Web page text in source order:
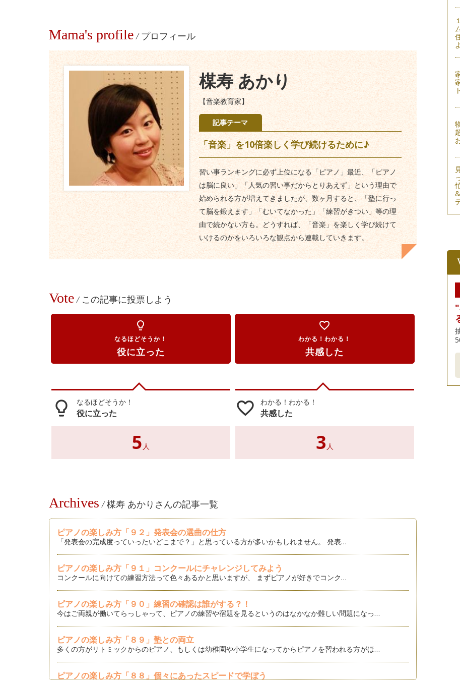
Mama's profile / プロフィール
楳寿 あかり
【音楽教育家】
記事テーマ
「音楽」を10倍楽しく学び続けるために♪
習い事ランキングに必ず上位になる「ピアノ」最近、「ピアノ
は脳に良い」「人気の習い事だからとりあえず」という理由で
始められる方が増えてきましたが、数ヶ月すると、「塾に行っ
て脳を鍛えます」「むいてなかった」「練習がきつい」等の理
由で続かない方も。どうすれば、「音楽」を楽しく学び続けて
いけるのかをいろいろな観点から連載していきます。
Vote / この記事に投票しよう
lightbulb_outline
なるほどそうか！
役に立った
favorite_border
わかる！わかる！
共感した
lightbulb_outline なるほどそうか！
役に立った
5 人
favorite_border わかる！わかる！
共感した
3 人
Archives / 楳寿 あかりさんの記事一覧
ピアノの楽しみ方「９２」発表会の選曲の仕方
「発表会の完成度っていったいどこまで？」と思っている方が多いかもしれません。 発表…
ピアノの楽しみ方「９１」コンクールにチャレンジしてみよう
コンクールに向けての練習方法って色々あるかと思いますが、 まずピアノが好きでコンク…
ピアノの楽しみ方「９０」練習の確認は誰がする？！
今はご両親が働いてらっしゃって、ピアノの練習や宿題を見るというのはなかなか難しい問題になっ…
ピアノの楽しみ方「８９」塾との両立
多くの方がリトミックからのピアノ、もしくは幼稚園や小学生になってからピアノを習われる方がほ…
ピアノの楽しみ方「８８」個々にあったスピードで学ぼう